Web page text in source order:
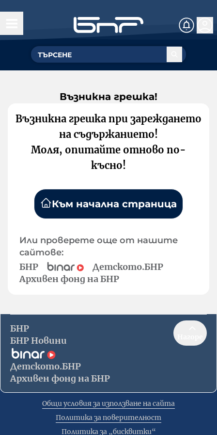
Възникна грешка!
Възникна грешка при зареждането
на съдържанието!
Моля, опитайте отново по-
късно!
Към начална страница
Или проверете още от нашите
сайтове:
БНР
Детското.БНР
Архивен фонд на БНР
БНР
БНР Новини
Детското.БНР
Архивен фонд на БНР
Общи условия за използване на сайта
Политика за поверителност
Политика за „бисквитки“